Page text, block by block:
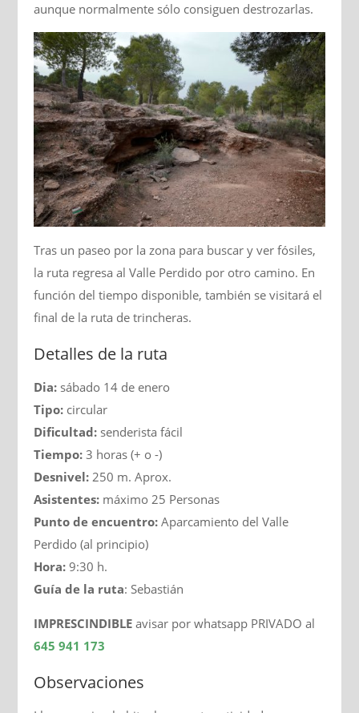
aunque normalmente sólo consiguen destrozarlas.
Tras un paseo por la zona para buscar y ver fósiles,
la ruta regresa al Valle Perdido por otro camino. En
función del tiempo disponible, también se visitará el
final de la ruta de trincheras.
Detalles de la ruta
Dia: sábado 14 de enero
Tipo: circular
Dificultad: senderista fácil
Tiempo: 3 horas (+ o -)
Desnivel: 250 m. Aprox.
Asistentes: máximo 25 Personas
Punto de encuentro:Aparcamiento del Valle
Perdido (al principio)
Hora: 9:30 h.
Guía de la ruta: Sebastián
IMPRESCINDIBLE avisar por whatsapp PRIVADO al
645 941 173
Observaciones